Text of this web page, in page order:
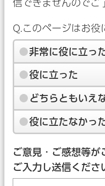
信できませんのでご
Q.このページはお役
非常に役に立っ
役に立った
どちらともいえ
役に立たなかっ
ご意見・ご感想等が
ご入力し送信くださ